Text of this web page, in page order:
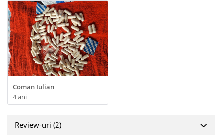
Coman Iulian
4 ani
Review-uri (2)